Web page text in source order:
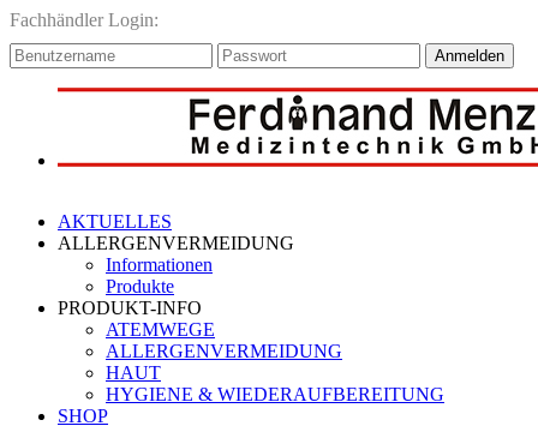
Fachhändler Login:
Anmelden
AKTUELLES
ALLERGENVERMEIDUNG
Informationen
Produkte
PRODUKT-INFO
ATEMWEGE
ALLERGENVERMEIDUNG
HAUT
HYGIENE & WIEDERAUFBEREITUNG
SHOP